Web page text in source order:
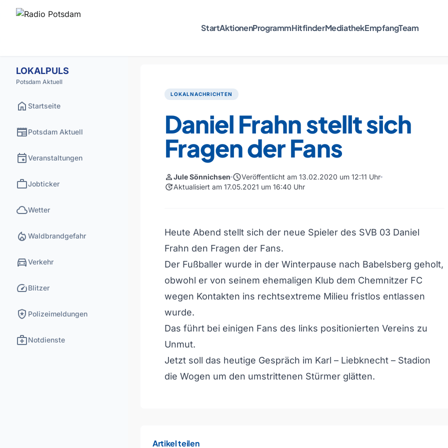
StartAktionenProgrammHitfinderMediathekEmpfangTeam
LOKALPULS
Potsdam Aktuell
home Startseite
newspaperPotsdam Aktuell
eventVeranstaltungen
workJobticker
cloudWetter
local_fire_department Waldbrandgefahr
directions_carVerkehr
speedBlitzer
local_police Polizeimeldungen
medical_servicesNotdienste
LOKALNACHRICHTEN
Daniel Frahn stellt sich
Fragen der Fans
personJule Sönnichsen scheduleVeröffentlicht am 13.02.2020 um 12:11 Uhr
updateAktualisiert am 17.05.2021 um 16:40 Uhr
Heute Abend stellt sich der neue Spieler des SVB 03 Daniel
Frahn den Fragen der Fans.
Der Fußballer wurde in der Winterpause nach Babelsberg geholt,
obwohl er von seinem ehemaligen Klub dem Chemnitzer FC
wegen Kontakten ins rechtsextreme Milieu fristlos entlassen
wurde.
Das führt bei einigen Fans des links positionierten Vereins zu
Unmut.
Jetzt soll das heutige Gespräch im Karl – Liebknecht – Stadion
die Wogen um den umstrittenen Stürmer glätten.
Artikel teilen